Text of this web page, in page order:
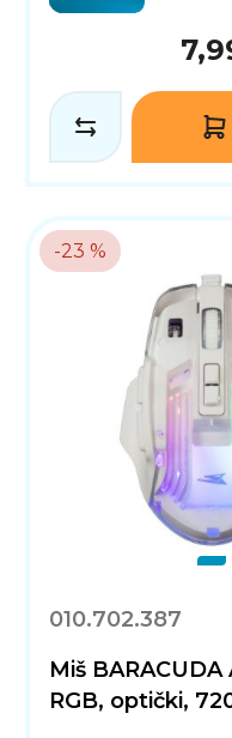
-23 %
010.702.387
Miš
RGB, optički,